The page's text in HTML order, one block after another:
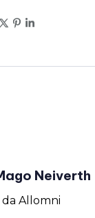
Neiverth
Allomni